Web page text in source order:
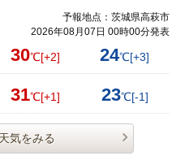
予報地点：茨城県高萩市
2026年08月07日 00時00分発表
30℃[+2] 24℃[+3]
31℃[+1] 23℃[-1]
気をみる